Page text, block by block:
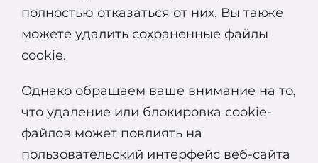
полностью отказаться от них. Вы также
можете удалить сохраненные файлы
cookie.
Однако обращаем ваше внимание на то,
что удаление или блокировка cookie-
файлов может повлиять на
пользовательский интерфейс веб-сайта